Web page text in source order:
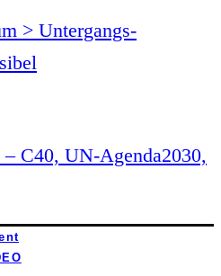
> Untergangs-
C40, UN-Agenda2030,